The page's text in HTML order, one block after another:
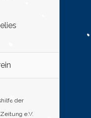
der
e.V.